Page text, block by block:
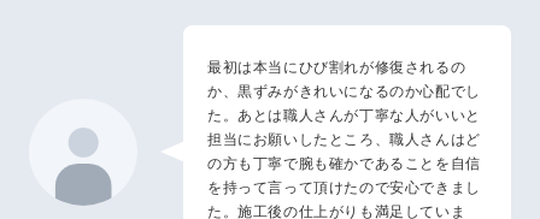
最初は本当にひび割れが修復されるの
か、黒ずみがきれいになるのか心配でし
た。あとは職人さんが丁寧な人がいいと
担当にお願いしたところ、職人さんはど
の方も丁寧で腕も確かであることを自信
を持って言って頂けたので安心できまし
た。施工後の仕上がりも満足していま